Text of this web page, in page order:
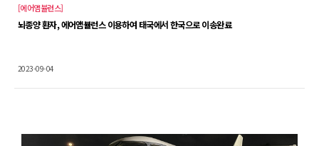
[에어앰뷸런스]
뇌종양 환자, 에어앰뷸런스 이용하여 태국에서 한국으로 이송완료
2023-09-04
Content